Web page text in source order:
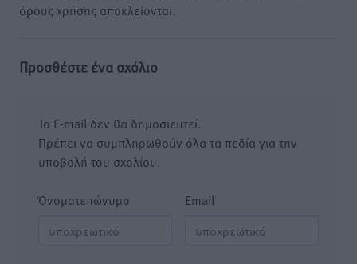
όρους χρήσης αποκλείονται.
Προσθέστε ένα σχόλιο
Το E-mail δεν θα δημοσιευτεί.
Πρέπει να συμπληρωθούν όλα τα πεδία για την
υποβολή του σχολίου.
Όνοματεπώνυμο Email